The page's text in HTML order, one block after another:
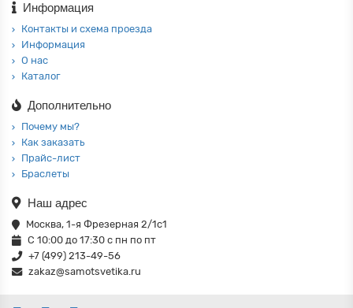
Информация
Контакты и схема проезда
Информация
О нас
Каталог
Дополнительно
Почему мы?
Как заказать
Прайс-лист
Браслеты
Наш адрес
Москва, 1-я Фрезерная 2/1с1
С 10:00 до 17:30 с пн по пт
+7 (499) 213-49-56
zakaz@samotsvetika.ru